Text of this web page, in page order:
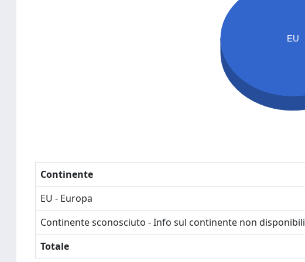
EU
Continente
EU - Europa
Continente sconosciuto - Info sul continente non disponibili
Totale